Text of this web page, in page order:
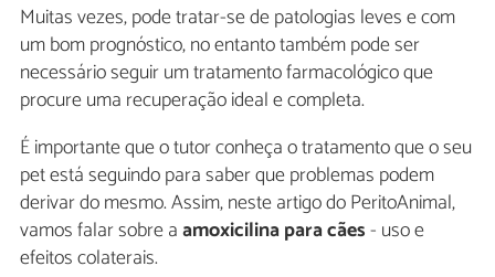
Muitas vezes, pode tratar-se de patologias leves e com
um bom prognóstico, no entanto também pode ser
necessário seguir um tratamento farmacológico que
procure uma recuperação ideal e completa.
É importante que o tutor conheça o tratamento que o seu
pet está seguindo para saber que problemas podem
derivar do mesmo. Assim, neste artigo do PeritoAnimal,
vamos falar sobre aamoxicilina para cães- uso e
efeitos colaterais.